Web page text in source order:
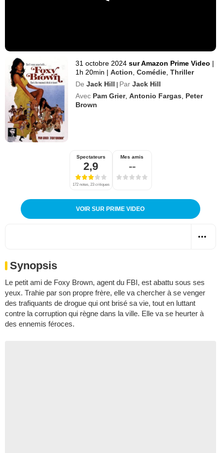
31 octobre 2024 sur Amazon Prime Video |
1h 20min | Action ,Comédie ,Thriller
De Jack Hill | Par Jack Hill
Avec Pam Grier,Antonio Fargas
Peter
Brown
Spectateurs
2,9
172 notes, 23 critiques
Mes amis
--
VOIR SUR PRIME VIDEO
Synopsis
Le petit ami de Foxy Brown, agent du FBI, est abattu sous ses
yeux. Trahie par son propre frère, elle va chercher à se venger
des trafiquants de drogue qui ont brisé sa vie, tout en luttant
contre la corruption qui règne dans la ville. Elle va se heurter à
des ennemis féroces.